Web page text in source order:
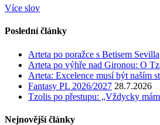
Více slov
Poslední články
Arteta po poražce s Betisem Sevilla
Arteta po výhře nad Gironou: O
Arteta: Excelence musí být naším
Fantasy PL 2026/2027 28.7.2026
Tzolis po přestupu: „Vždycky
Nejnovější články